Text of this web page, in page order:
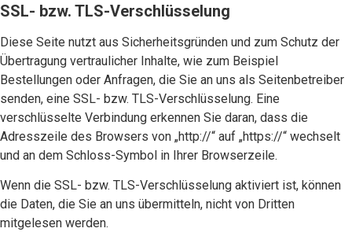
SSL- bzw. TLS-Verschlüsselung
Diese Seite nutzt aus Sicherheitsgründen und zum Schutz der
Übertragung vertraulicher Inhalte, wie zum Beispiel
Bestellungen oder Anfragen, die Sie an uns als Seitenbetreiber
senden, eine SSL- bzw. TLS-Verschlüsselung. Eine
verschlüsselte Verbindung erkennen Sie daran, dass die
Adresszeile des Browsers von „http://“ auf „https://“ wechselt
und an dem Schloss-Symbol in Ihrer Browserzeile.
Wenn die SSL- bzw. TLS-Verschlüsselung aktiviert ist, können
die Daten, die Sie an uns übermitteln, nicht von Dritten
mitgelesen werden.